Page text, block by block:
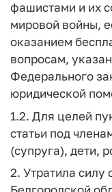
фашистами и их
мировой войны,
оказанием
вопросам,
Федерального
юридической
1.2. Для целей
статьи под
(супруга), дети,
2. Утратила силу